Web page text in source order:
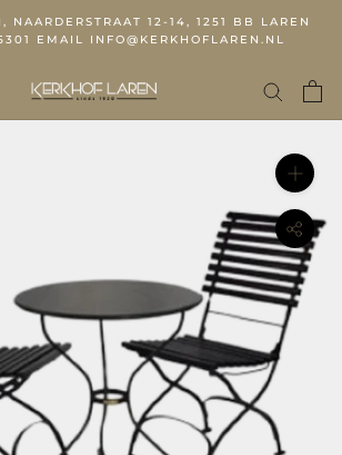
NAARDERSTRAAT 12-14, 1251 BB LAREN
EMAIL INFO@KERKHOFLAREN.NL